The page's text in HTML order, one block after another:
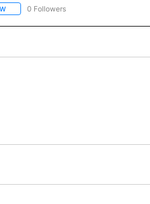
FOLLOW "CNN - SPANISH" TO RECEIVE
0 Followers